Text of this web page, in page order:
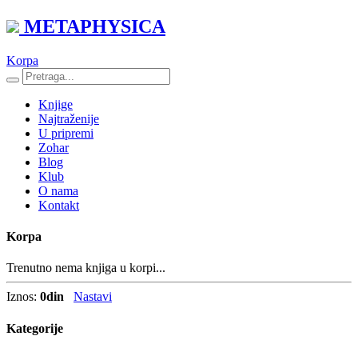
METAPHYSICA
Korpa
Knjige
Najtraženije
U pripremi
Zohar
Blog
Klub
O nama
Kontakt
Korpa
Trenutno nema knjiga u korpi...
Iznos: 0din Nastavi
Kategorije